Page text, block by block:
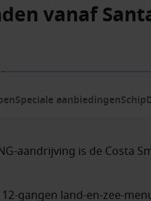
vanaf
Speciale aanbiedingenSchip
aandrijving is de Costa
gangen land-en-zee-